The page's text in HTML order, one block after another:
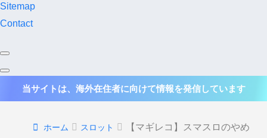
Sitemap
Contact
当サイトは、海外在住者に向けて情報を発信しています
ホーム スロット
【マギレコ】スマスロのやめ